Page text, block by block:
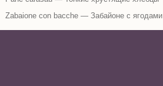
Zabaione con bacche — Забайоне с ягодами